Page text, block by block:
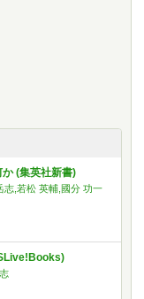
か (集英社新書)
志,若松 英輔,國分 功一